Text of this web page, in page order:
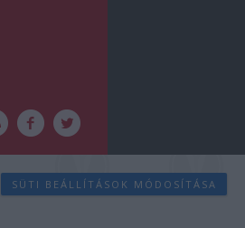
SÜTI BEÁLLÍTÁSOK MÓDOSÍTÁSA